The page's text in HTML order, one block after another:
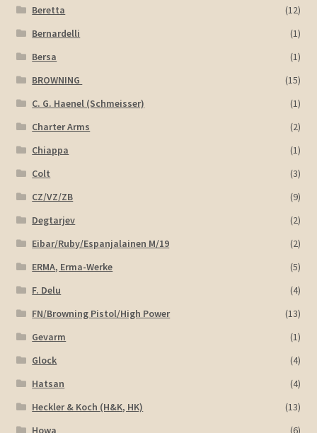
Beretta
(12)
Bernardelli
(1)
Bersa
(1)
BROWNING
(15)
C. G. Haenel (Schmeisser)
(1)
Charter Arms
(2)
Chiappa
(1)
Colt
(3)
CZ/VZ/ZB
(9)
Degtarjev
(2)
Eibar/Ruby/Espanjalainen M/19
(2)
ERMA, Erma-Werke
(5)
F. Delu
(4)
FN/Browning Pistol/High Power
(13)
Gevarm
(1)
Glock
(4)
Hatsan
(4)
Heckler & Koch (H&K, HK)
(13)
Howa
(6)